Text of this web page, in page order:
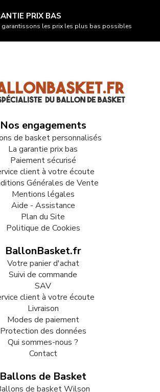
PRIX BAS
garantissons les prix les plus bas possibles
Nos engagements
de basket personnalisés
La garantie prix bas
Paiement sécurisé
client à votre écoute
Générales de Vente
Mentions légales
Aide - Assistance
Plan du Site
Politique de Cookies
BallonBasket.fr
Votre panier d'achat
Suivi de commande
SAV
client à votre écoute
Livraison
Modes de paiement
Protection des données
Qui sommes-nous ?
Contact
Ballons de Basket
de basket Wilson